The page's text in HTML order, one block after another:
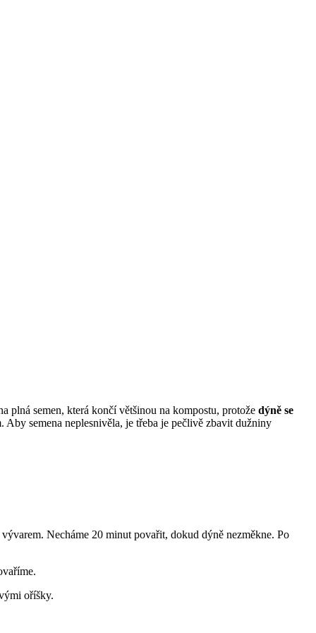
semen, která končí většinou na kompostu, protože dýně se
semena neplesnivěla, je třeba je pečlivě zbavit dužniny
Necháme 20 minut povařit, dokud dýně nezměkne. Po
oříšky.